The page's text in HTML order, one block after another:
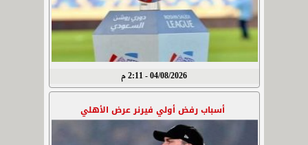
04/08/2026 - 2:11 م
أسباب رفض أولي فيرنر عرض الأهلي